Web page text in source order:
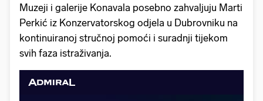
Muzeji i galerije Konavala posebno zahvaljuju Marti
Perkić iz Konzervatorskog odjela u Dubrovniku na
kontinuiranoj stručnoj pomoći i suradnji tijekom
svih faza istraživanja.